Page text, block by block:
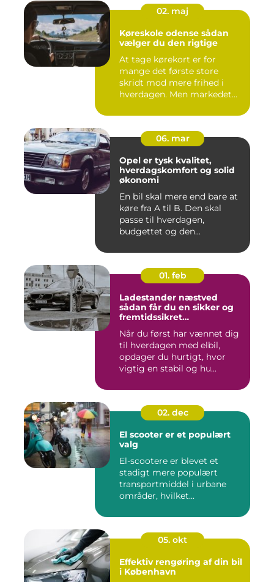
02. maj
Køreskole odense sådan
vælger du den rigtige
At tage kørekort er for
mange det første store
skridt mod mere frihed i
hverdagen. Men markedet
06. mar
Opel er tysk kvalitet,
hverdagskomfort og solid
økonomi
En bil skal mere end bare at
køre fra A til B. Den skal
passe til hverdagen,
budgettet og den...
01. feb
Ladestander næstved
sådan får du en sikker og
fremtidssikret
Når du først har vænnet dig
til hverdagen med elbil,
opdager du hurtigt, hvor
vigtig en stabil og hu...
02. dec
El scooter er et populært
valg
El-scootere er blevet et
stadigt mere populært
transportmiddel i urbane
områder, hvilket...
05. okt
Effektiv rengøring af din bil
i København